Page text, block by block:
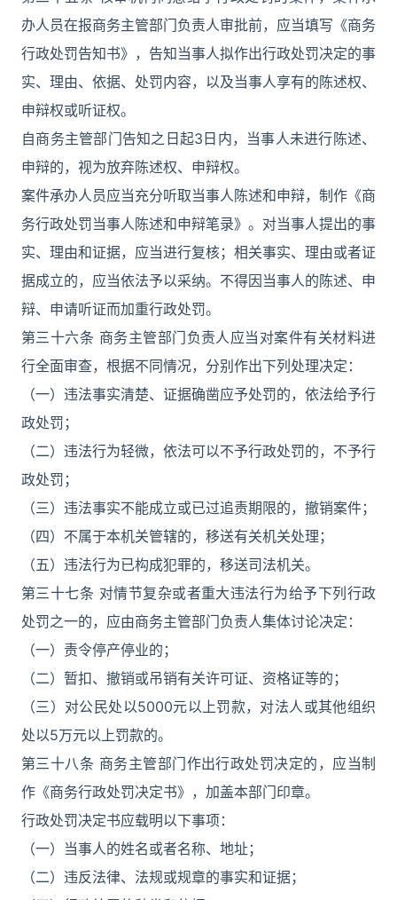
办人员在报商务主管部门负责人审批前，应当填写《商务
行政处罚告知书》，告知当事人拟作出行政处罚决定的事
实、理由、依据、处罚内容，以及当事人享有的陈述权、
申辩权或听证权。
自商务主管部门告知之日起3日内，当事人未进行陈述、
申辩的，视为放弃陈述权、申辩权。
案件承办人员应当充分听取当事人陈述和申辩，制作《商
务行政处罚当事人陈述和申辩笔录》。对当事人提出的事
实、理由和证据，应当进行复核；相关事实、理由或者证
据成立的，应当依法予以采纳。不得因当事人的陈述、申
辩、申请听证而加重行政处罚。
第三十六条 商务主管部门负责人应当对案件有关材料进
行全面审查，根据不同情况，分别作出下列处理决定：
（一）违法事实清楚、证据确凿应予处罚的，依法给予行
政处罚；
（二）违法行为轻微，依法可以不予行政处罚的，不予行
政处罚；
（三）违法事实不能成立或已过追责期限的，撤销案件；
（四）不属于本机关管辖的，移送有关机关处理；
（五）违法行为已构成犯罪的，移送司法机关。
第三十七条 对情节复杂或者重大违法行为给予下列行政
处罚之一的，应由商务主管部门负责人集体讨论决定：
（一）责令停产停业的；
（二）暂扣、撤销或吊销有关许可证、资格证等的；
（三）对公民处以5000元以上罚款，对法人或其他组织
处以5万元以上罚款的。
第三十八条 商务主管部门作出行政处罚决定的，应当制
作《商务行政处罚决定书》，加盖本部门印章。
行政处罚决定书应载明以下事项：
（一）当事人的姓名或者名称、地址；
（二）违反法律、法规或规章的事实和证据；